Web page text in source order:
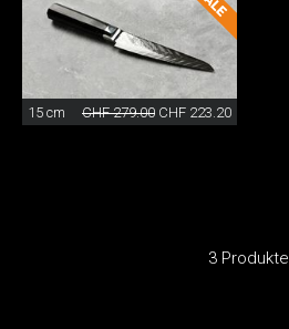
15 cm CHF 279.00 CHF 223.20
3 Produkte